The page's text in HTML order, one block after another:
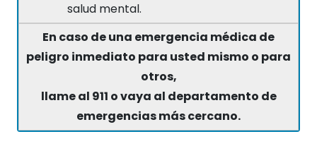
salud mental.
En caso de una emergencia médica de
peligro inmediato para usted mismo o para
otros,
llame al 911 o vaya al departamento de
emergencias más cercano.